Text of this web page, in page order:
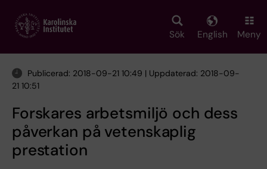
main
Sök English Meny
Publicerad: 2018-09-21 10:49 | Uppdaterad: 2018-09-
21 10:51
Forskares arbetsmiljö och dess
påverkan på vetenskaplig
prestation